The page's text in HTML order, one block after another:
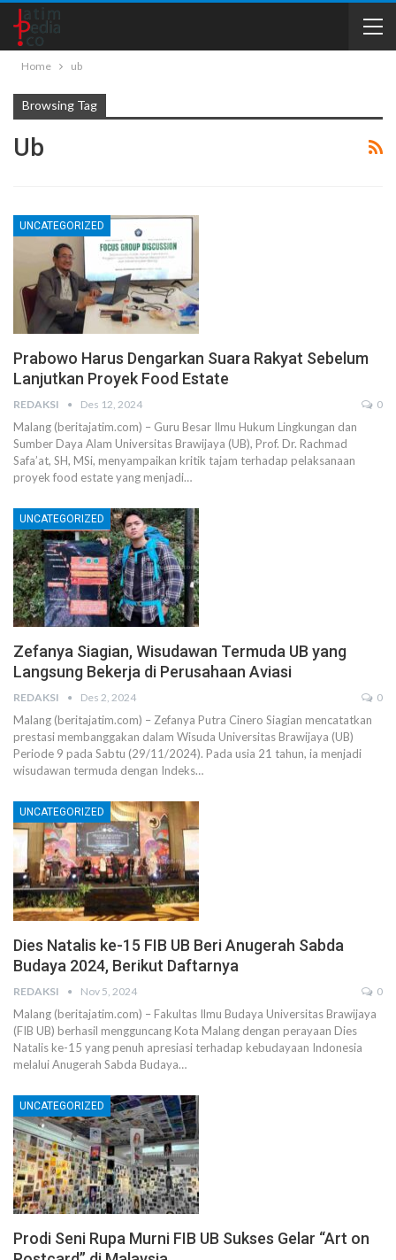
Home ub
Browsing Tag
Ub
UNCATEGORIZED
Prabowo Harus Dengarkan Suara Rakyat Sebelum
Lanjutkan Proyek Food Estate
REDAKSI Des 12, 2024 0
Malang (beritajatim.com) – Guru Besar Ilmu Hukum Lingkungan dan
Sumber Daya Alam Universitas Brawijaya (UB), Prof. Dr. Rachmad
Safa’at, SH, MSi, menyampaikan kritik tajam terhadap pelaksanaan
proyek food estate yang menjadi…
UNCATEGORIZED
Zefanya Siagian, Wisudawan Termuda UB yang
Langsung Bekerja di Perusahaan Aviasi
REDAKSI Des 2, 2024 0
Malang (beritajatim.com) – Zefanya Putra Cinero Siagian mencatatkan
prestasi membanggakan dalam Wisuda Universitas Brawijaya (UB)
Periode 9 pada Sabtu (29/11/2024). Pada usia 21 tahun, ia menjadi
wisudawan termuda dengan Indeks…
UNCATEGORIZED
Dies Natalis ke-15 FIB UB Beri Anugerah Sabda
Budaya 2024, Berikut Daftarnya
REDAKSI Nov 5, 2024 0
Malang (beritajatim.com) – Fakultas Ilmu Budaya Universitas Brawijaya
(FIB UB) berhasil mengguncang Kota Malang dengan perayaan Dies
Natalis ke-15 yang penuh apresiasi terhadap kebudayaan Indonesia
melalui Anugerah Sabda Budaya…
UNCATEGORIZED
Prodi Seni Rupa Murni FIB UB Sukses Gelar “Art on